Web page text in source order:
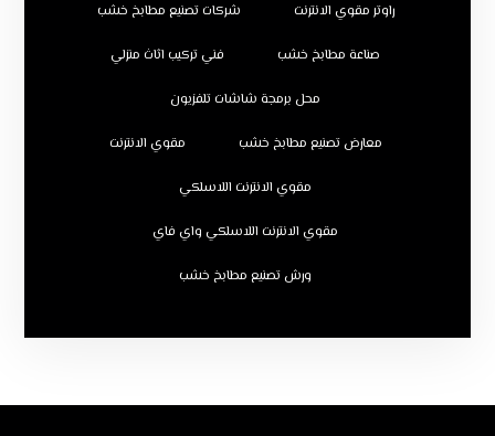
راوتر مقوي الانترنت شركات تصنيع مطابخ خشب
صناعة مطابخ خشب فني تركيب اثاث منزلي
محل برمجة شاشات تلفزيون
معارض تصنيع مطابخ خشب مقوي الانترنت
مقوي الانترنت اللاسلكي
مقوي الانترنت اللاسلكي واي فاي
ورش تصنيع مطابخ خشب